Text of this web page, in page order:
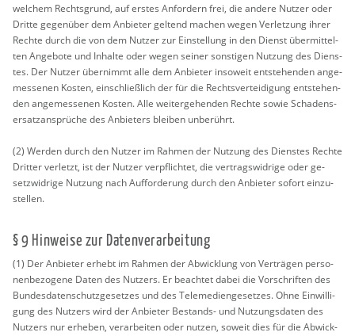
wel­chem Rechts­grund, auf ers­tes An­for­dern frei, die an­de­re Nut­zer oder
Drit­te ge­gen­über dem An­bie­ter gel­tend ma­chen wegen Ver­let­zung ihrer
Rech­te durch die von dem Nut­zer zur Ein­stel­lung in den Dienst über­mit­tel­
ten An­ge­bo­te und In­hal­te oder wegen sei­ner sons­ti­gen Nut­zung des Diens­
tes. Der Nut­zer über­nimmt alle dem An­bie­ter in­so­weit ent­ste­hen­den an­ge­
mes­se­nen Kos­ten, ein­schlie­ß­lich der für die Rechts­ver­tei­di­gung ent­ste­hen­
den an­ge­mes­se­nen Kos­ten. Alle wei­ter­ge­hen­den Rech­te sowie Scha­dens­
er­satz­an­sprü­che des An­bie­ters blei­ben un­be­rührt.
(2) Wer­den durch den Nut­zer im Rah­men der Nut­zung des Diens­tes Rech­te
Drit­ter ver­letzt, ist der Nut­zer ver­pflich­tet, die ver­trags­wid­ri­ge oder ge­
setz­wid­ri­ge Nut­zung nach Auf­for­de­rung durch den An­bie­ter so­fort ein­zu­
stel­len.
§ 9 Hin­wei­se zur Da­ten­ver­ar­bei­tung
(1) Der An­bie­ter er­hebt im Rah­men der Ab­wick­lung von Ver­trä­gen per­so­
nen­be­zo­ge­ne Daten des Nut­zers. Er be­ach­tet dabei die Vor­schrif­ten des
Bun­des­da­ten­schutz­ge­set­zes und des Te­le­me­di­en­ge­set­zes. Ohne Ein­wil­li­
gung des Nut­zers wird der An­bie­ter Be­stands- und Nut­zungs­da­ten des
Nut­zers nur er­he­ben, ver­ar­bei­ten oder nut­zen, so­weit dies für die Ab­wick­